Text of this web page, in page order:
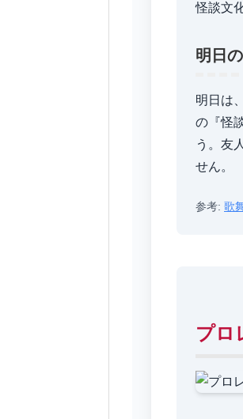
怪談文
明日
明日は
の『怪
う。友
せん。
参考: 歌
プロ